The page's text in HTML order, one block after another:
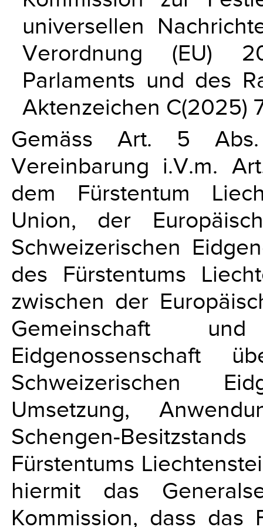
universellen
Verordnung (EU)
Parlaments und des
Aktenzeichen C(2025)
Gemäss Art. 5
Vereinbarung i.V.m.
dem Fürstentum
Union, der
Schweizerischen
des Fürstentums
zwischen der
Gemeinschaft
Eidgenossenschaft
Schweizerischen
Umsetzung,
Schengen-
Fürstentums
hiermit das
Kommission, dass das